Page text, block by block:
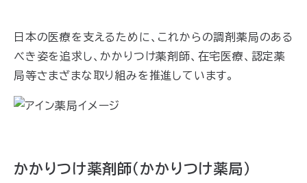
日本の医療を支えるために、これからの調剤薬局のある
べき姿を追求し、かかりつけ薬剤師、在宅医療、認定薬
局等さまざまな取り組みを推進しています。
かかりつけ薬剤師（かかりつけ薬局）